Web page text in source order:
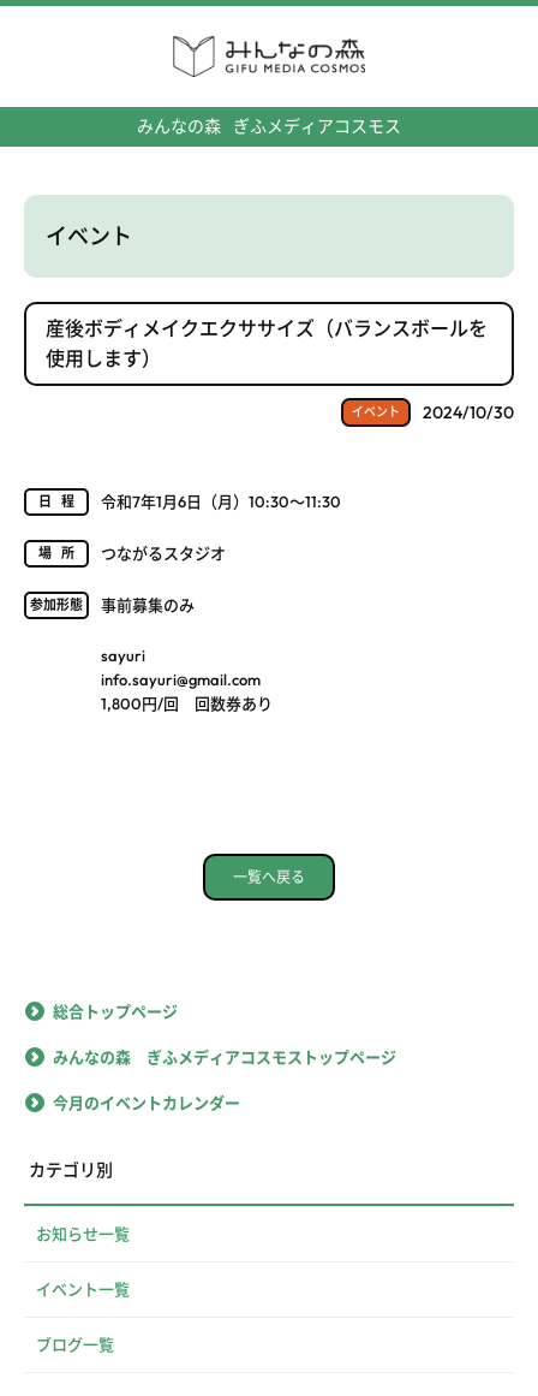
みんなの森 ぎふメディアコスモス
イベント
産後ボディメイクエクササイズ（バランスボールを
使用します）
イベント 2024/10/30
日程 令和7年1月6日（月）10:30～11:30
場所 つながるスタジオ
参加形態 事前募集のみ
sayuri
info.sayuri@gmail.com
1,800円/回 回数券あり
一覧へ戻る
総合トップページ
みんなの森 ぎふメディアコスモストップページ
今月のイベントカレンダー
カテゴリ別
お知らせ一覧
イベント一覧
ブログ一覧